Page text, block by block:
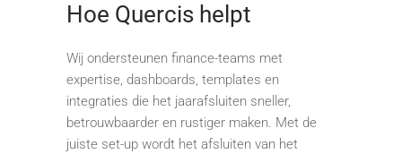
Hoe Quercis helpt
Wij ondersteunen finance-teams met
expertise, dashboards, templates en
integraties die het jaarafsluiten sneller,
betrouwbaarder en rustiger maken. Met de
juiste set-up wordt het afsluiten van het